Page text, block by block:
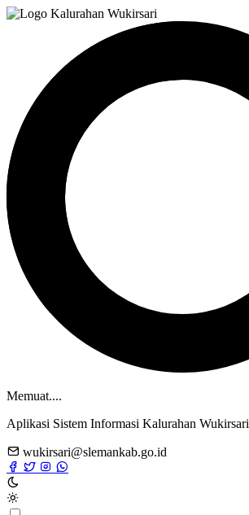
Memuat....
Aplikasi Sistem Informasi Kalurahan Wukirsari
wukirsari@slemankab.go.id